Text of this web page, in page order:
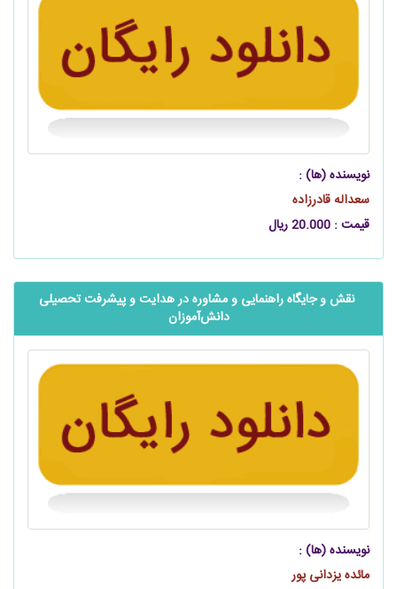
نویسنده (ها) :
سعداله قادرزاده
قیمت : 20.000 ریال
‬‬‬‬‬‬‬‬‬‬‬‬‬‬‬‬‬‬‬‬ نقش و جایگاه راهنمایی و مشاوره در هدایت و پیشرفت تحصیلی
دانش‌آموزان
نویسنده (ها) :
مائده یزدانی پور